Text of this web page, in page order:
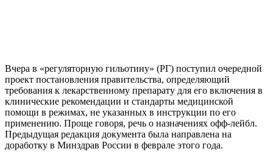
Вчера в «регуляторную гильотину» (РГ) поступил очередной
проект постановления правительства, определяющий
требования к лекарственному препарату для его включения в
клинические рекомендации и стандарты медицинской
помощи в режимах, не указанных в инструкции по его
применению. Проще говоря, речь о назначениях офф-лейбл.
Предыдущая редакция документа была направлена на
доработку в Минздрав России в феврале этого года.